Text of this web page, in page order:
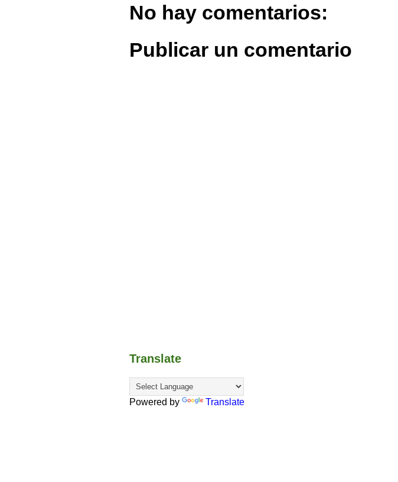
No hay comentarios:
Publicar un comentario
Translate
Powered by Translate